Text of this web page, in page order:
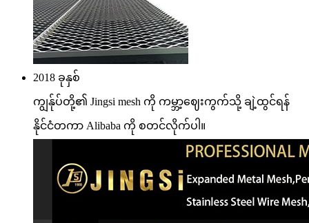
2018 ခုနှစ်
ကျွန်ုပ်တို့၏ Jingsi mesh ကို ကမ္ဘာ့ဈေးကွက်သို့ ချဲ့ထွင်ရန်
နိုင်ငံတကာ Alibaba ကို စတင်လိုက်ပါ။